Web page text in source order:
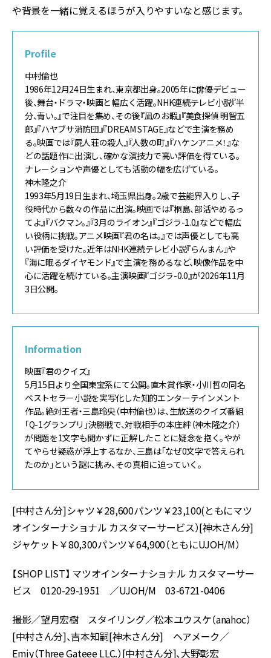
や背景を一緒に覚えるほうが入りやすいなと感じます。
Profile
中村倫也
1986年12月24日生まれ、東京都出身。2005年に俳優デビュー
後、舞台・ドラマ・映画と幅広く活躍。NHK連続テレビ小説『半
分、青い。』で注目を集め、その後『凪のお暇』『美食探偵 明智五
郎』『ハヤブサ消防団』『DREAM STAGE』などで主演を務め
る。映画では『屍人荘の殺人』『人数の町』『ハケンアニメ！』な
どの話題作に出演し、確かな演技力で高い評価を得ている。
ナレーションや声優としても活動の幅を広げている。
神木隆之介
1993年5月19日生まれ、埼玉県出身。2歳で芸能界入りし、子
役時代から数々の作品に出演。映画では『桐島、部活やめるっ
てよ』『バクマン。』『3月のライオン』『ゴジラ-1.0』などで幅広
い役柄に挑戦。アニメ映画『君の名は。』では声優としても高
い評価を受けた。近年はNHK連続テレビ小説『らんまん』や
『海に眠るダイヤモンド』で主演を務めるなど、映像作品を中
心に活躍を続けている。主演映画『ゴジラ-0.0』が2026年11月
3日公開。
Information
映画『君のクイズ』
5月15日より全国東宝系にて公開。直木賞作家・小川哲の同名
ベストセラー小説を実写化した知的エンターテインメント
作品。絶対王者・三島玲央（中村倫也）は、生放送のクイズ番組
「Q-1グランプリ」決勝戦で、対戦相手の本庄絆（神木隆之介）
が問題を1文字も聞かずに正解したことに疑念を抱く。やが
てやらせ疑惑が浮上するなか、三島は「なぜ0文字で答えられ
たのか」という謎に挑み、その真相に迫っていく。
[中村さん分]シャツ￥28,600パンツ￥23,100(ともにマツ
オインターナショナル カスタマーサービス）[神木さん分]
ジャケット￥80,300パンツ￥64,900（ともにUJOH/M）
【SHOP LIST】 マツオインターナショナル カスタマーサー
ビス 0120-29-1951 ／UJOH/M 03-6721-0406
撮影／望月宏樹 スタイリング／松本ユウスケ（anahoc）
[中村さん分]、吉本知嗣[神木さん分] ヘアメーク／
Emiy（Three Gateee LLC.）[中村さん分]、大野彰宏